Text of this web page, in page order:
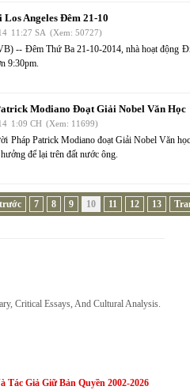
Angeles Đêm 21-10
11:27 SA (Xem: 50727)
-- Đêm Thứ Ba 21-10-2014, nhà hoạt động
9:30pm.
Modiano Đoạt Giải Nobel Văn Học
1:09 CH (Xem: 11699)
Pháp Patrick Modiano đoạt Giải Nobel Văn
để lại trên đất nước ông.
7 8 9 10 11 12 13
Critical Essays, And Cultural Analysis.
Giả Giữ Bản Quyền 2002-2026